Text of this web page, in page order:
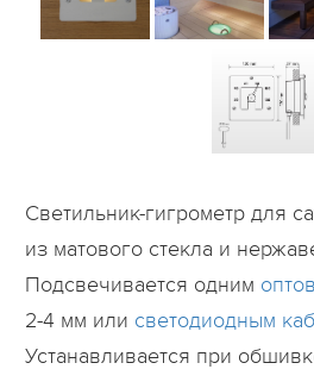
Светильник-гигрометр для
из матового стекла и
Подсвечивается одним
2-4 мм или светодиодным
Устанавливается при